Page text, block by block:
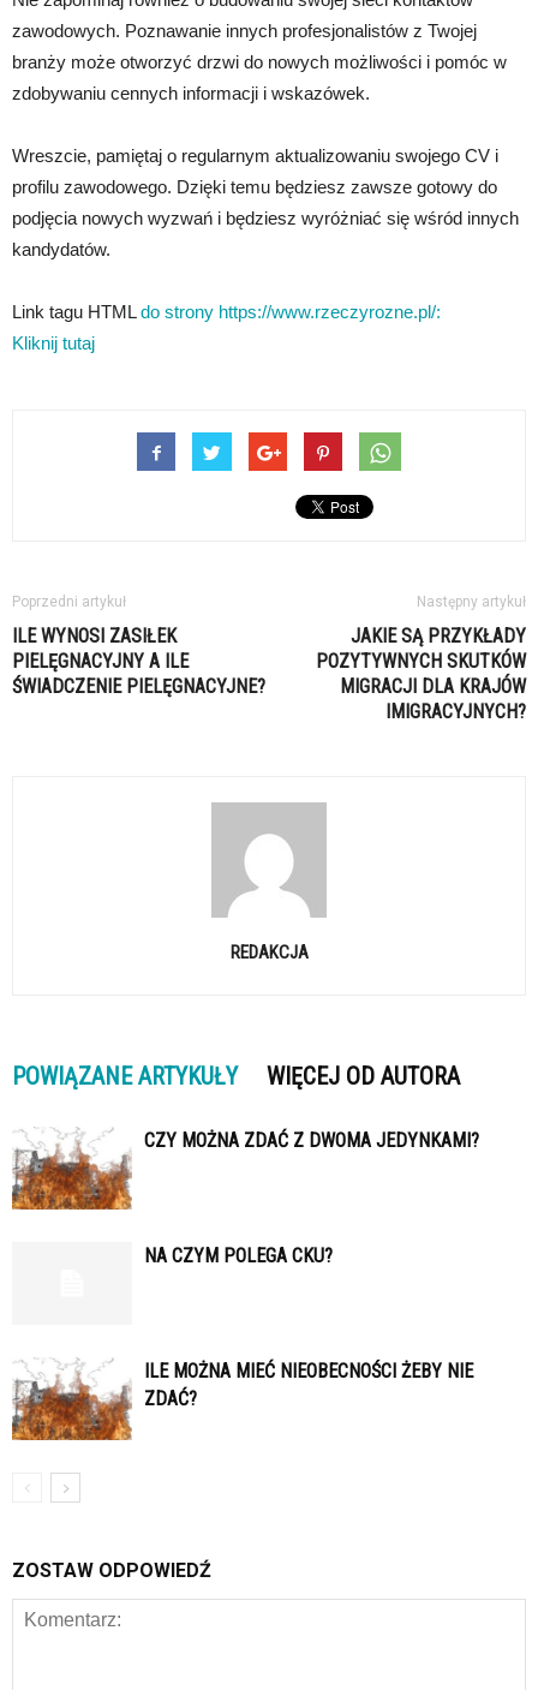
zawodowych. Poznawanie innych profesjonalistów z Twojej
branży może otworzyć drzwi do nowych możliwości i pomóc w
zdobywaniu cennych informacji i wskazówek.
Wreszcie, pamiętaj o regularnym aktualizowaniu swojego CV i
profilu zawodowego. Dzięki temu będziesz zawsze gotowy do
podjęcia nowych wyzwań i będziesz wyróżniać się wśród innych
kandydatów.
Link tagu HTMLdo strony https://www.rzeczyrozne.pl/:
Kliknij tutaj
Poprzedni artykuł
ILE WYNOSI ZASIŁEK
PIELĘGNACYJNY A ILE
ŚWIADCZENIE PIELĘGNACYJNE?
Następny artykuł
JAKIE SĄ PRZYKŁADY
POZYTYWNYCH SKUTKÓW
MIGRACJI DLA KRAJÓW
IMIGRACYJNYCH?
REDAKCJA
POWIĄZANE ARTYKUŁY WIĘCEJ OD AUTORA
CZY MOŻNA ZDAĆ Z DWOMA JEDYNKAMI?
NA CZYM POLEGA CKU?
ILE MOŻNA MIEĆ NIEOBECNOŚCI ŻEBY NIE
ZDAĆ?
ZOSTAW ODPOWIEDŹ